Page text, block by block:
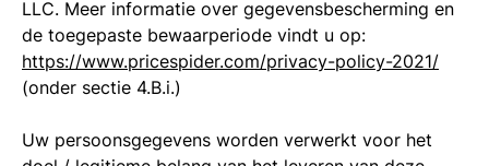
LLC. Meer informatie over gegevensbescherming en
de toegepaste bewaarperiode vindt u op:
https://www.pricespider.com/privacy-policy-2021/
(onder sectie 4.B.i.)
Uw persoonsgegevens worden verwerkt voor het